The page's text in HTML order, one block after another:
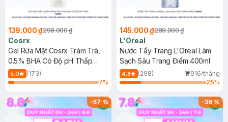
139.000 ₫298.000 ₫
Cosrx
Gel Rửa Mặt Cosrx Tràm Trà,
0.5% BHA Có Độ pH Thấp
150ml
5.0
(173)
7%
145.000 ₫289.000 ₫
L'Oreal
Nước Tẩy Trang L'Oreal Làm
Sạch Sâu Trang Điểm 400ml
4.8 (298)
916/tháng
25%
-57% -36%